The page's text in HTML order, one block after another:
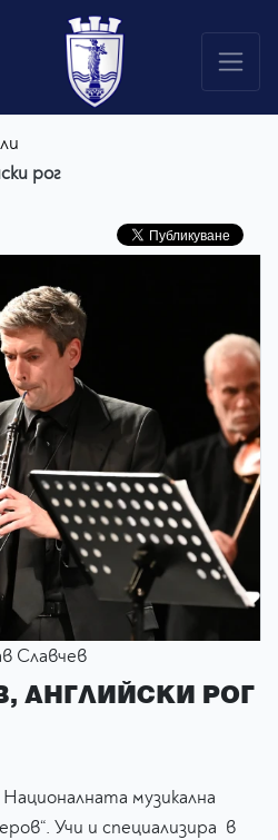
рог
Славчев
АНГЛИЙСКИ РОГ
музикална
Учи и специализира в